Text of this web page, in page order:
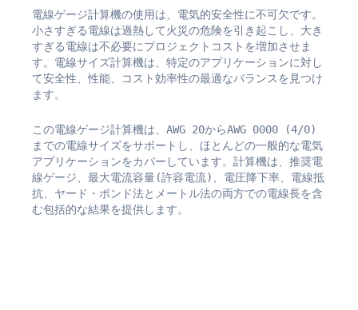
電線ゲージ計算機の使用は、電気的安全性に不可欠です。
小さすぎる電線は過熱して火災の危険を引き起こし、大き
すぎる電線は不必要にプロジェクトコストを増加させま
す。電線サイズ計算機は、特定のアプリケーションに対し
て安全性、性能、コスト効率性の最適なバランスを見つけ
ます。
この電線ゲージ計算機は、AWG 20からAWG 0000 (4/0)
までの電線サイズをサポートし、ほとんどの一般的な電気
アプリケーションをカバーしています。計算機は、推奨電
線ゲージ、最大電流容量(許容電流)、電圧降下率、電線抵
抗、ヤード・ポンド法とメートル法の両方での電線長を含
む包括的な結果を提供します。